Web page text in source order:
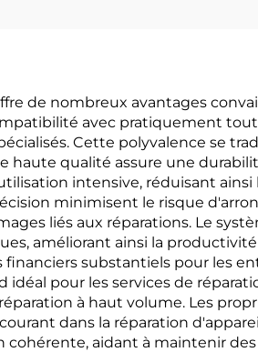
de nombreux avantages
avec pratiquement
Cette polyvalence se
haute qualité assure une
intensive, réduisant
minimisent le risque
liés aux réparations. Le
améliorant ainsi la
substantiels pour les
pour les services de
à haut volume. Les
dans la réparation
aidant à maintenir